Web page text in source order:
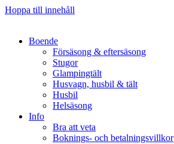
Hoppa till innehåll
Boende
Försäsong & eftersäsong
Stugor
Glampingtält
Husvagn, husbil & tält
Husbil
Helsäsong
Info
Bra att veta
Boknings- och betalningsvillkor